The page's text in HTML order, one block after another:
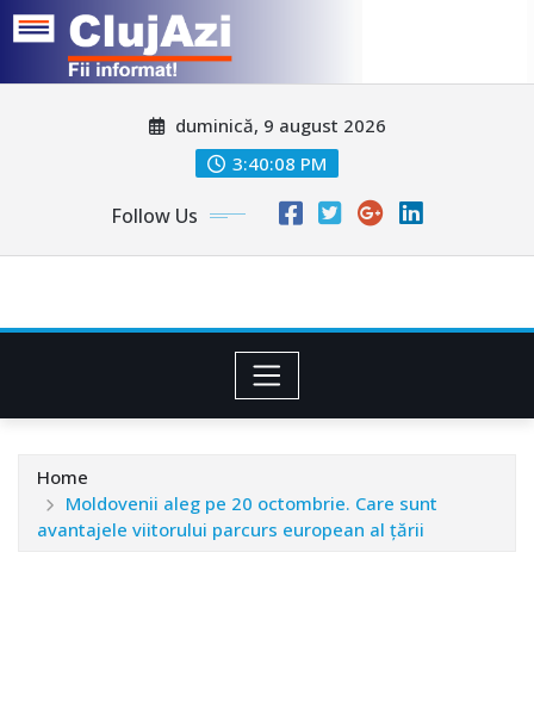
duminică, 9 august 2026
3:40:11 PM
Follow Us
Home
Moldovenii aleg pe 20 octombrie. Care sunt
avantajele viitorului parcurs european al țării